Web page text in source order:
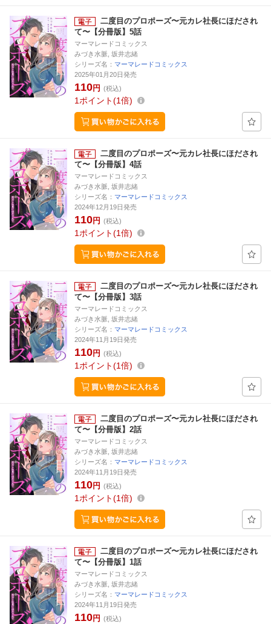
二度目のプロポーズ〜元カレ社長にほだされ
て〜【分冊版】5話
マーマレードコミックス
みづき水脈, 坂井志緒
シリーズ名： マーマレードコミックス
2025年01月20日発売
110円 (税込)
1 ポイント 1倍
二度目のプロポーズ〜元カレ社長にほだされ
て〜【分冊版】4話
マーマレードコミックス
みづき水脈, 坂井志緒
シリーズ名： マーマレードコミックス
2024年12月19日発売
110円 (税込)
1 ポイント 1倍
二度目のプロポーズ〜元カレ社長にほだされ
て〜【分冊版】3話
マーマレードコミックス
みづき水脈, 坂井志緒
シリーズ名： マーマレードコミックス
2024年11月19日発売
110円 (税込)
1 ポイント 1倍
二度目のプロポーズ〜元カレ社長にほだされ
て〜【分冊版】2話
マーマレードコミックス
みづき水脈, 坂井志緒
シリーズ名： マーマレードコミックス
2024年11月19日発売
110円 (税込)
1 ポイント 1倍
二度目のプロポーズ〜元カレ社長にほだされ
て〜【分冊版】1話
マーマレードコミックス
みづき水脈, 坂井志緒
シリーズ名： マーマレードコミックス
2024年11月19日発売
110円 (税込)